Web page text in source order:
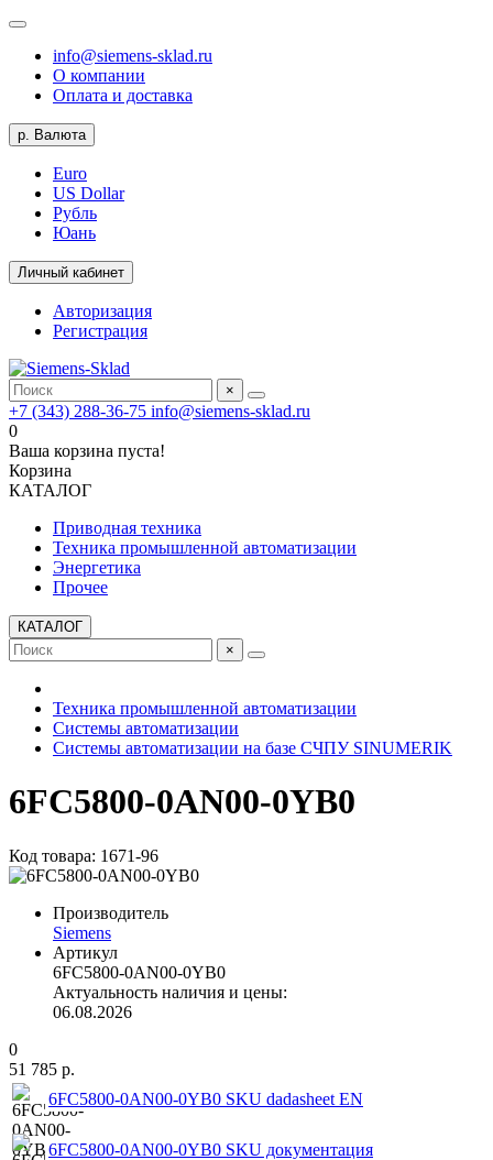
info@siemens-sklad.ru
О компании
Оплата и доставка
р. Валюта
Euro
US Dollar
Рубль
Юань
Личный кабинет
Авторизация
Регистрация
×
+7 (343) 288-36-75 info@siemens-sklad.ru
0
Ваша корзина пуста!
Корзина
КАТАЛОГ
Приводная техника
Техника промышленной автоматизации
Энергетика
Прочее
КАТАЛОГ
×
Техника промышленной автоматизации
Системы автоматизации
Системы автоматизации на базе СЧПУ SINUMERIK
6FC5800-0AN00-0YB0
Код товара: 1671-96
Производитель
Siemens
Артикул
6FC5800-0AN00-0YB0
Актуальность наличия и цены:
06.08.2026
0
51 785 р.
6FC5800-0AN00-0YB0 SKU dadasheet EN
6FC5800-0AN00-0YB0 SKU документация